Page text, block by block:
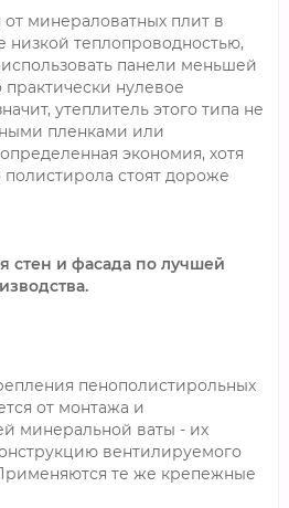
минераловатных плит в
низкой теплопроводностью,
панели меньшей
нулевое
утеплитель этого типа не
пленками или
экономия, хотя
стоят дороже
стен и фасада по лучшей
пенополистирольных
от монтажа и
минеральной ваты - их
вентилируемого
те же крепежные